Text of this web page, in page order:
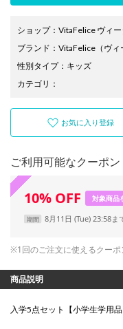
ショップ： VitaFelice ヴィ
ブランド ： VitaFelice （ヴ
性別タイプ： キッズ
カテゴリ ：
お気に入り登録
ご利用可能なクーポン
10% OFF 対象商品
期間 8月11日 (Tue) 23:58ま
※1回のご注文に使えるクーポ
商品説明
入学5点セット【小学生学用品